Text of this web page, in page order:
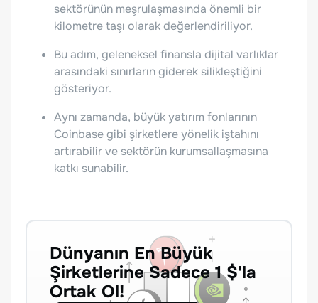
sektörünün meşrulaşmasında önemli bir
kilometre taşı olarak değerlendiriliyor.
Bu adım, geleneksel finansla dijital varlıklar
arasındaki sınırların giderek silikleştiğini
gösteriyor.
Aynı zamanda, büyük yatırım fonlarının
Coinbase gibi şirketlere yönelik iştahını
artırabilir ve sektörün kurumsallaşmasına
katkı sunabilir.
Dünyanın En Büyük
Şirketlerine Sadece 1 $'la
Ortak Ol!